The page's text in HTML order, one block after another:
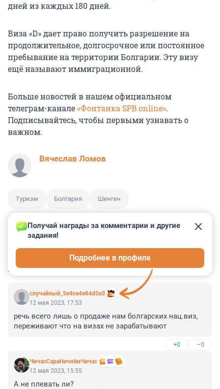
дней из каждых 180 дней.
Виза «D» дает право получить разрешение на
продолжительное, долгосрочное или постоянное
пребывание на территории Болгарии. Эту визу
ещё называют иммиграционной.
Больше новостей в нашем официальном
телеграм-канале«Фонтанка SPB online».
Подписывайтесь, чтобы первыми узнавать о
важном.
Вячеслав Ломов
Туризм Болгария Шенген
КОММЕНТАРИИ 12
случайный_5e4ce4e84d5e3
Получай награды за комментарии и другие
задания!
Подробнее в профиле
12 мая 2023, 17:53
речь всего лишь о продаже нам болгарских нац.виз,
переживают что на визах не зарабатывают
+0 –0
ЧичасСараНачнёмЧичас
12 мая 2023, 15:55
А не плевать ли?